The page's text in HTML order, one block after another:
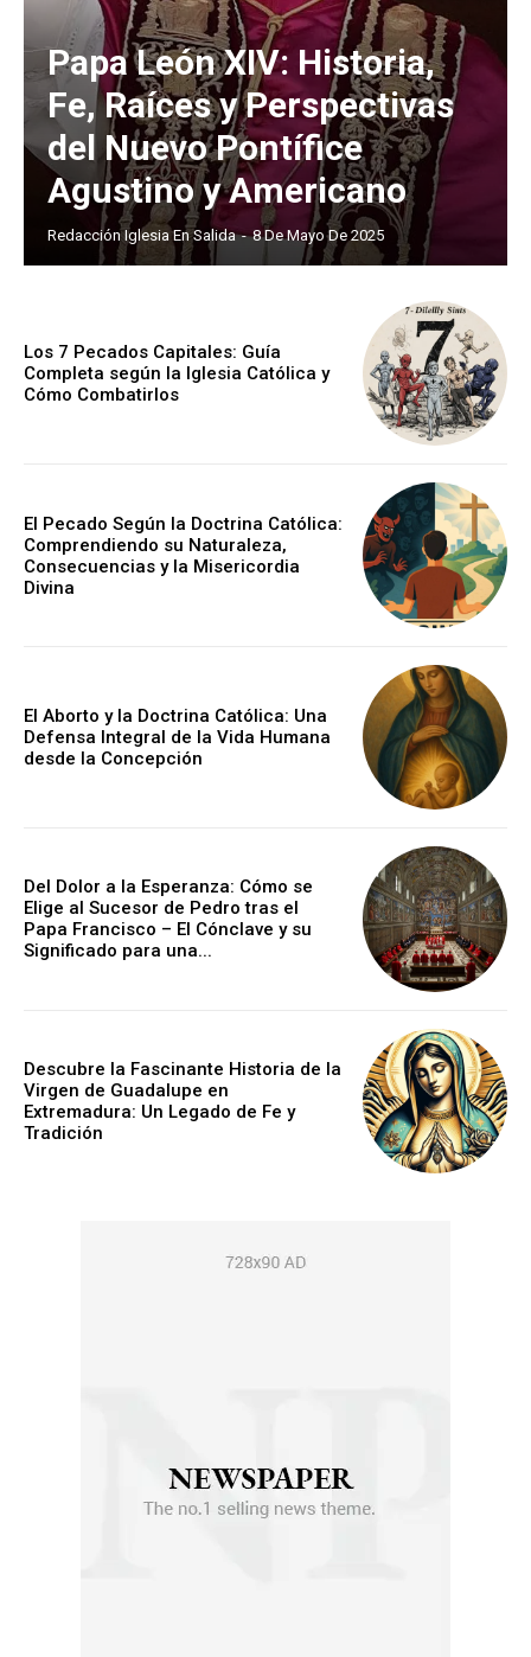
Papa León XIV: Historia,
Fe, Raíces y Perspectivas
del Nuevo Pontífice
Agustino y Americano
Redacción Iglesia En Salida - 8 De Mayo De 2025
Los 7 Pecados Capitales: Guía
Completa según la Iglesia Católica y
Cómo Combatirlos
El Pecado Según la Doctrina Católica:
Comprendiendo su Naturaleza,
Consecuencias y la Misericordia
Divina
El Aborto y la Doctrina Católica: Una
Defensa Integral de la Vida Humana
desde la Concepción
Del Dolor a la Esperanza: Cómo se
Elige al Sucesor de Pedro tras el
Papa Francisco – El Cónclave y su
Significado para una...
Descubre la Fascinante Historia de la
Virgen de Guadalupe en
Extremadura: Un Legado de Fe y
Tradición